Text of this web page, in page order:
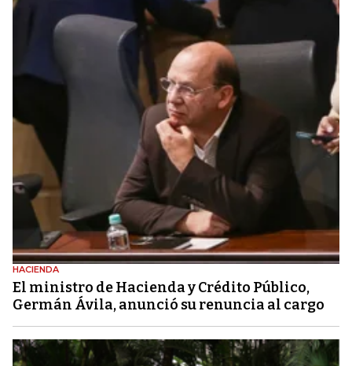
HACIENDA
El ministro de Hacienda y Crédito Público,
Germán Ávila, anunció su renuncia al cargo